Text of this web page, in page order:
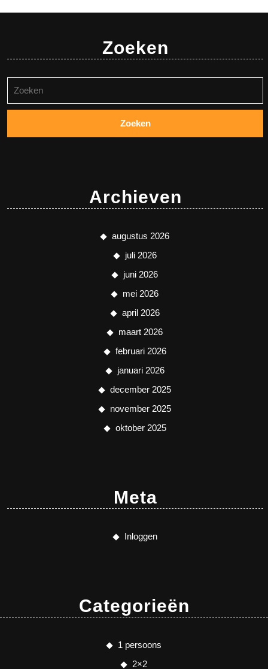
Zoeken
naar:
Archieven
augustus 2026
juli 2026
juni 2026
mei 2026
april 2026
maart 2026
februari 2026
januari 2026
december 2025
november 2025
oktober 2025
Meta
Inloggen
Categorieën
1 persoons
2×2